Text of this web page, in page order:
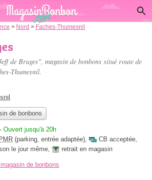
> Nord > Faches-Thumesnil
de Bruges", magasin de bonbons situé route de
Thumesnil.
de bonbons
- Ouvert jusqu'à 20h
PMR (parking, entrée adaptée), CB acceptée,
le jour même, retrait en magasin
de bonbons